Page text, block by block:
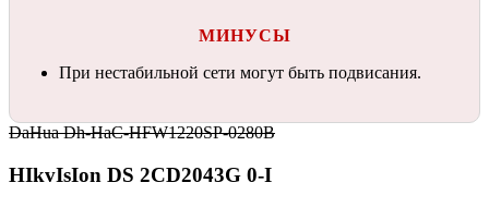
МИНУСЫ
При нестабильной сети могут быть подвисания.
DaHua Dh-HaC-HFW1220SP-0280B
HIkvIsIon DS 2CD2043G 0-I